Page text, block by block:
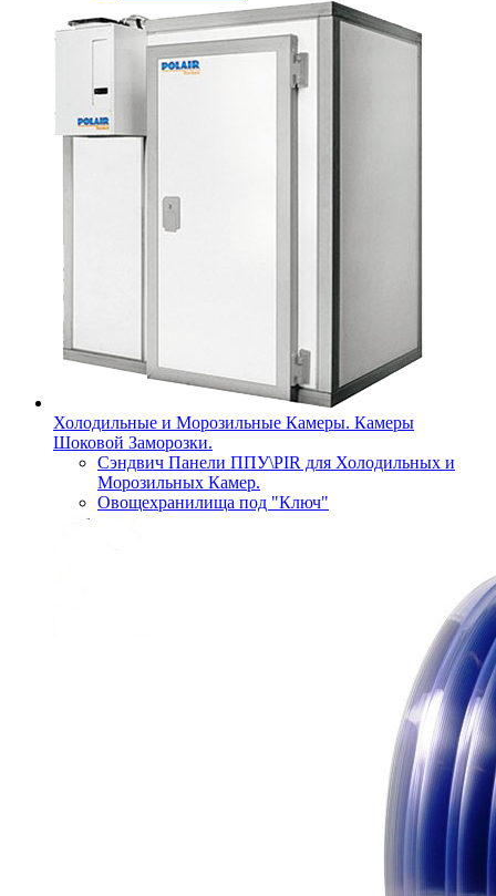
Холодильные и Морозильные Камеры. Камеры
Шоковой Заморозки.
Сэндвич Панели ППУ\PIR для Холодильных и
Морозильных Камер.
Овощехранилища под "Ключ"